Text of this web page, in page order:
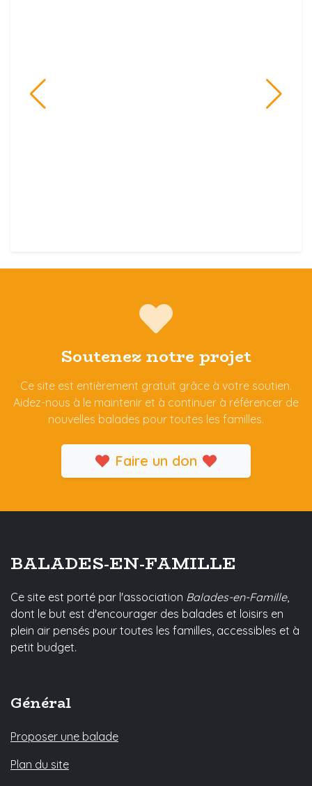
Soutenez notre projet
Ce site est entièrement gratuit grâce à votre soutien.
Aidez-nous à le maintenir et à continuer à référencer de
nouvelles balades pour toutes les familles.
Faire un don
BALADES-EN-FAMILLE
Ce site est porté par l'association Balades-en-Famille,
dont le but est d'encourager des balades et loisirs en
plein air pensés pour toutes les familles, accessibles et à
petit budget.
Général
Proposer une balade
Plan du site